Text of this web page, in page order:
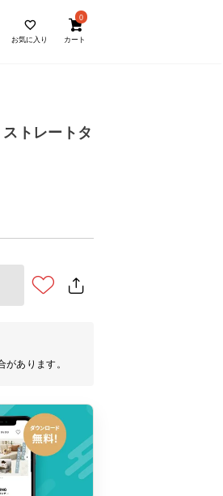
お気に入り
0
カート
トレートタ
あります。